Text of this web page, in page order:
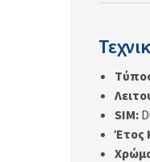
SIM:
Έτος